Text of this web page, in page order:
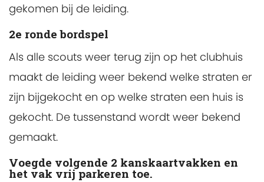
gekomen bij de leiding.
2e ronde bordspel
Als alle scouts weer terug zijn op het clubhuis
maakt de leiding weer bekend welke straten er
zijn bijgekocht en op welke straten een huis is
gekocht. De tussenstand wordt weer bekend
gemaakt.
Voegde volgende 2 kanskaartvakken en
het vak vrij parkeren toe.